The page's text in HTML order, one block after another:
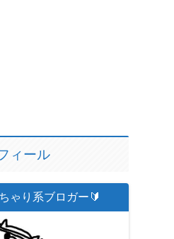
ィール
ゃり系ブロガー🔰